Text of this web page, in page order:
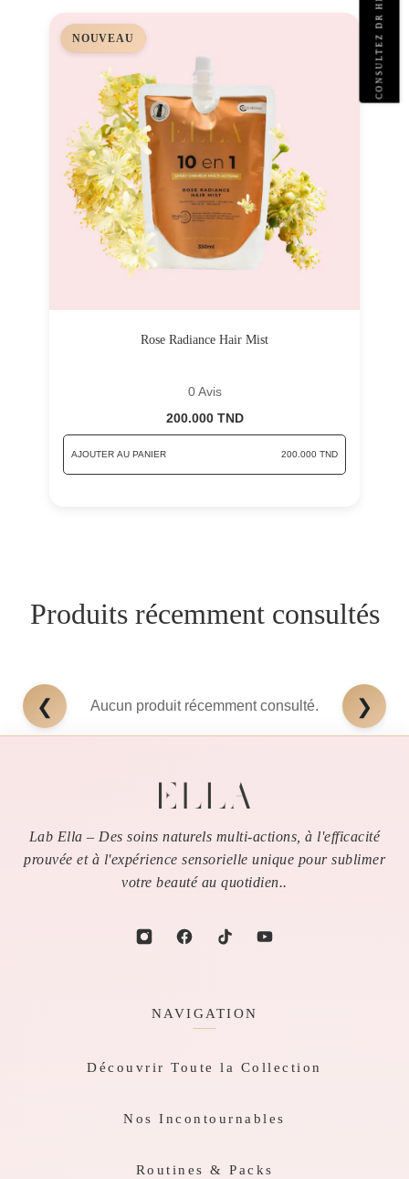
NOUVEAU
Rose Radiance Hair Mist
0 Avis
200.000 TND
AJOUTER AU PANIER 200.000 TND
Produits récemment consultés
❮ Aucun produit récemment consulté. ❯
Lab Ella – Des soins naturels multi-actions, à l'efficacité
prouvée et à l'expérience sensorielle unique pour sublimer
votre beauté au quotidien..
NAVIGATION
Découvrir Toute la Collection
Nos Incontournables
Routines & Packs